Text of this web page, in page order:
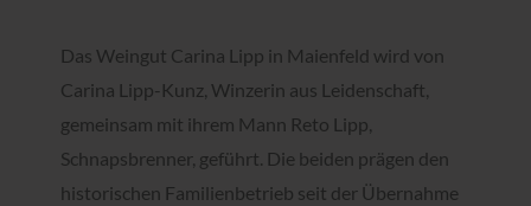
Das Weingut Carina Lipp in Maienfeld wird von
Carina Lipp-Kunz, Winzerin aus Leidenschaft,
gemeinsam mit ihrem Mann Reto Lipp,
Schnapsbrenner, geführt. Die beiden prägen den
historischen Familienbetrieb seit der Übernahme